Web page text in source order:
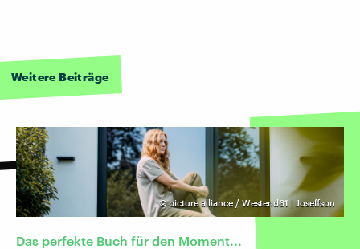
Weitere Beiträge
©picture alliance / Westend61 | Joseffson
Das perfekte Buch für den Moment...